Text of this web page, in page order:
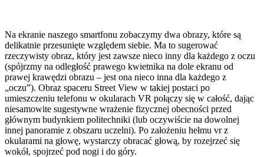
Na ekranie naszego smartfonu zobaczymy dwa obrazy, które są
delikatnie przesunięte względem siebie. Ma to sugerować
rzeczywisty obraz, który jest zawsze nieco inny dla każdego z oczu
(spójrzmy na odległość prawego kwietnika na dole ekranu od
prawej krawędzi obrazu – jest ona nieco inna dla każdego z
„oczu”). Obraz spaceru Street View w takiej postaci po
umieszczeniu telefonu w okularach VR połączy się w całość, dając
niesamowite sugestywne wrażenie fizycznej obecności przed
głównym budynkiem politechniki (lub oczywiście na dowolnej
innej panoramie z obszaru uczelni). Po założeniu hełmu vr z
okularami na głowę, wystarczy obracać głową, by rozejrzeć się
wokół, spojrzeć pod nogi i do góry.